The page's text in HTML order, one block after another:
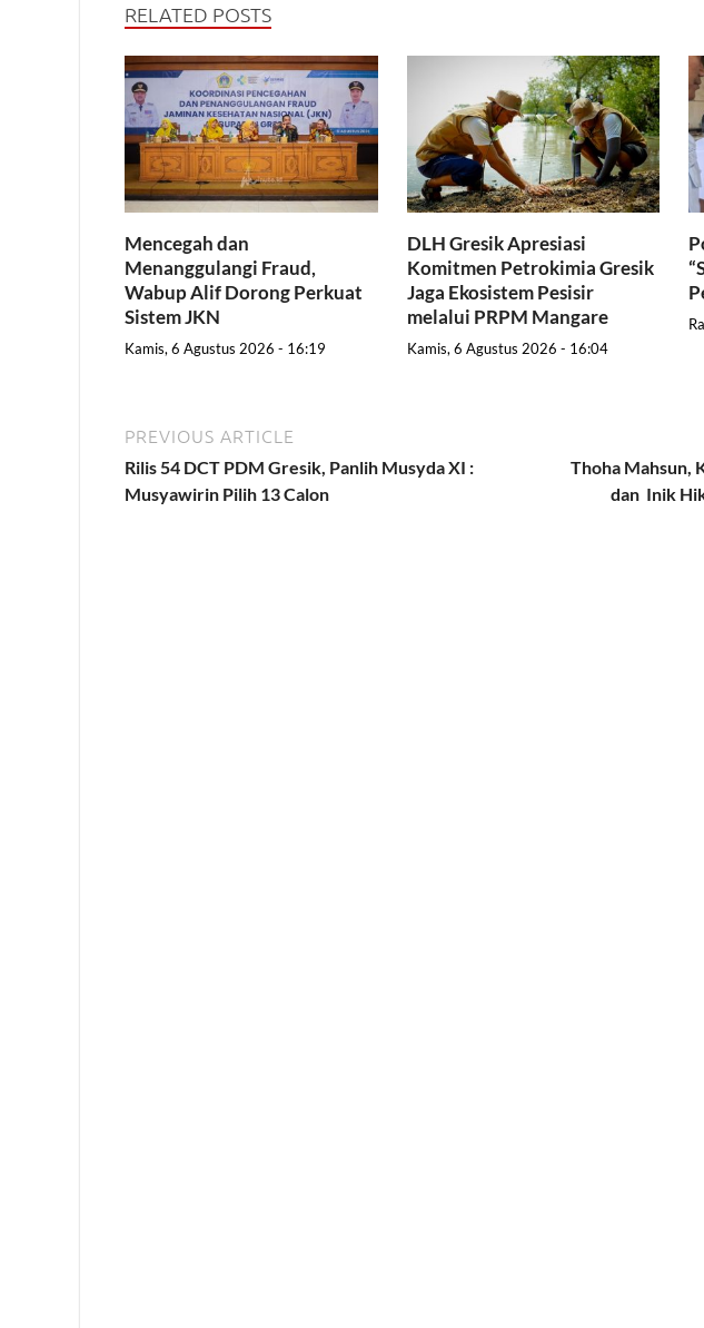
RELATED POSTS
Mencegah dan
Menanggulangi Fraud,
Wabup Alif Dorong Perkuat
Sistem JKN
Kamis, 6 Agustus 2026 - 16:19
DLH Gresik Apresiasi
Komitmen Petrokimia Gresik
Jaga Ekosistem Pesisir
melalui PRPM Mangare
Kamis, 6 Agustus 2026 - 16:04
PREVIOUS ARTICLE
Rilis 54 DCT PDM Gresik, Panlih Musyda XI :
Musyawirin Pilih 13 Calon
Thoha Mahsun,
dan Inik